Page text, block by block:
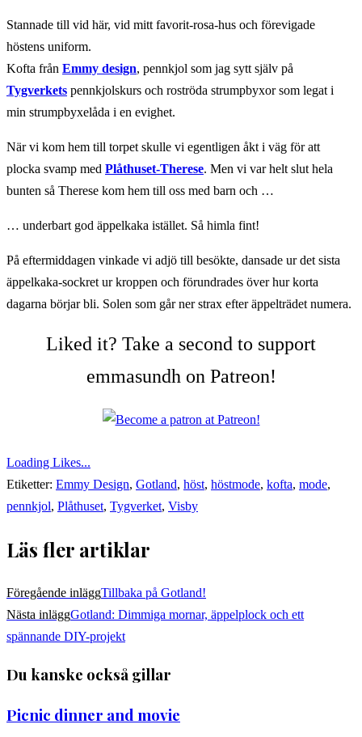
Stannade till vid här, vid mitt favorit-rosa-hus och förevigade
höstens uniform.
Kofta från Emmy design, pennkjol som jag sytt själv på
Tygverkets pennkjolskurs och roströda strumpbyxor som legat i
min strumpbyxelåda i en evighet.
När vi kom hem till torpet skulle vi egentligen åkt i väg för att
plocka svamp med Plåthuset-Therese. Men vi var helt slut hela
bunten så Therese kom hem till oss med barn och …
… underbart god äppelkaka istället. Så himla fint!
På eftermiddagen vinkade vi adjö till besökte, dansade ur det sista
äppelkaka-sockret ur kroppen och förundrades över hur korta
dagarna börjar bli. Solen som går ner strax efter äppelträdet numera.
Liked it? Take a second to support
emmasundh on Patreon!
Loading Likes...
Etiketter: Emmy Design, Gotland, höst, höstmode, kofta, mode,
pennkjol, Plåthuset, Tygverket, Visby
Läs fler artiklar
Föregående inläggTillbaka på Gotland!
Nästa inläggGotland: Dimmiga mornar, äppelplock och ett
spännande DIY-projekt
Du kanske också gillar
Picnic dinner and movie